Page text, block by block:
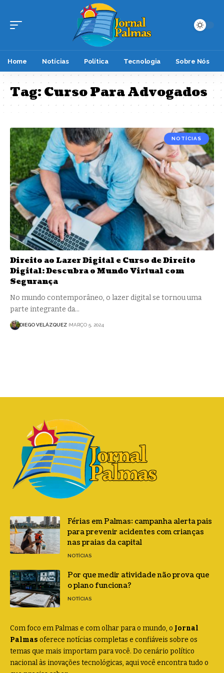
Home Notícias Política Tecnologia Sobre Nós
Tag:Curso Para Advogados
NOTÍCIAS
Direito ao Lazer Digital e Curso de Direito
Digital: Descubra o Mundo Virtual com
Segurança
No mundo contemporâneo, o lazer digital se tornou uma
parte integrante da…
DIEGO VELÁZQUEZ MARÇO 5, 2024
Férias em Palmas: campanha alerta pais
para prevenir acidentes com crianças
nas praias da capital
NOTÍCIAS
Por que medir atividade não prova que
o plano funciona?
NOTÍCIAS
Com foco em Palmas e com olhar para o mundo, o Jornal
Palmas oferece notícias completas e confiáveis sobre os
temas que mais importam para você. Do cenário político
nacional às inovações tecnológicas, aqui você encontra tudo o